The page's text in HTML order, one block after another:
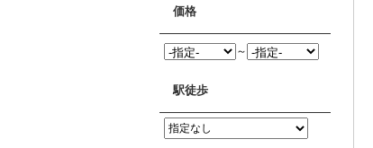
価格
～
駅徒歩